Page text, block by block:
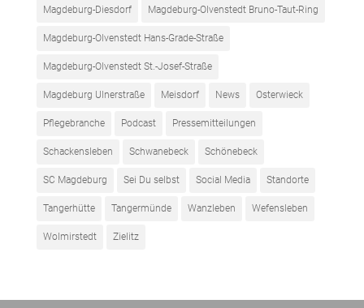
Magdeburg-Diesdorf Magdeburg-Olvenstedt Bruno-Taut-Ring
Magdeburg-Olvenstedt Hans-Grade-Straße
Magdeburg-Olvenstedt St.-Josef-Straße
Magdeburg Ulnerstraße Meisdorf News Osterwieck
Pflegebranche Podcast Pressemitteilungen
Schackensleben Schwanebeck Schönebeck
SC Magdeburg Sei Du selbst Social Media Standorte
Tangerhütte Tangermünde Wanzleben Wefensleben
Wolmirstedt Zielitz